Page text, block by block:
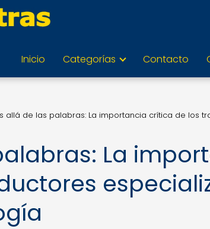
Inicio Categorías Contacto
allá de las palabras: La importancia crítica de los
La